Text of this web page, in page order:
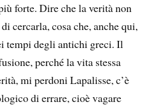
forte. Dire che la verità non
cercarla, cosa che, anche qui,
tempi degli antichi greci. Il
perché la vita stessa
mi perdoni Lapalisse, c’è
di errare, cioè vagare